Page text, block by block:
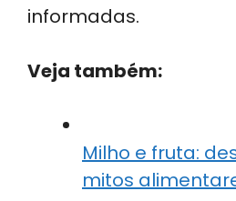
informadas.
Veja também:
Milho e fruta:
mitos